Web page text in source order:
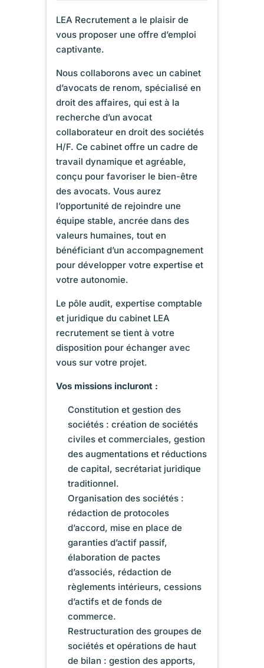
LEA Recrutement a le plaisir de
vous proposer une offre d’emploi
captivante.
Nous collaborons avec un cabinet
d’avocats de renom, spécialisé en
droit des affaires, qui est à la
recherche d’un avocat
collaborateur en droit des sociétés
H/F. Ce cabinet offre un cadre de
travail dynamique et agréable,
conçu pour favoriser le bien-être
des avocats. Vous aurez
l’opportunité de rejoindre une
équipe stable, ancrée dans des
valeurs humaines, tout en
bénéficiant d’un accompagnement
pour développer votre expertise et
votre autonomie.
Le pôle audit, expertise comptable
et juridique du cabinet LEA
recrutement se tient à votre
disposition pour échanger avec
vous sur votre projet.
Vos missions incluront :
Constitution et gestion des
sociétés : création de sociétés
civiles et commerciales, gestion
des augmentations et réductions
de capital, secrétariat juridique
traditionnel.
Organisation des sociétés :
rédaction de protocoles
d’accord, mise en place de
garanties d’actif passif,
élaboration de pactes
d’associés, rédaction de
règlements intérieurs, cessions
d’actifs et de fonds de
commerce.
Restructuration des groupes de
sociétés et opérations de haut
de bilan : gestion des apports,